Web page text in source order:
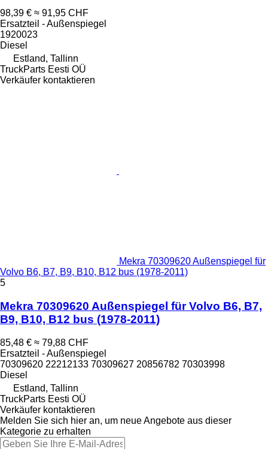
98,39 € ≈ 91,95 CHF
Ersatzteil - Außenspiegel
1920023
Diesel
Estland, Tallinn
TruckParts Eesti OÜ
Verkäufer kontaktieren
Mekra 70309620 Außenspiegel für
Volvo B6, B7, B9, B10, B12 bus (1978-2011)
5
Mekra 70309620 Außenspiegel für Volvo B6, B7,
B9, B10, B12 bus (1978-2011)
85,48 € ≈ 79,88 CHF
Ersatzteil - Außenspiegel
70309620 22212133 70309627 20856782 70303998
Diesel
Estland, Tallinn
TruckParts Eesti OÜ
Verkäufer kontaktieren
Melden Sie sich hier an, um neue Angebote aus dieser
Kategorie zu erhalten